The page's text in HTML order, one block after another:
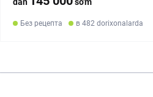
Без рецепта в 482 dorixonalarda